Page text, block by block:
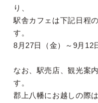
り、
駅舎カフェは下記日程
す。
8月27日（金）～9月12
なお、駅売店、観光案
す。
郡上八幡にお越しの際